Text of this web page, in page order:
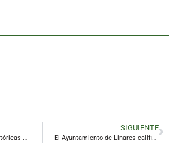
El turismo deja cifras históricas en Baños de la Encina en 2023
SIGUIENTE
El Ayuntamiento de Linares califica de «éxito» la programación de Navidad